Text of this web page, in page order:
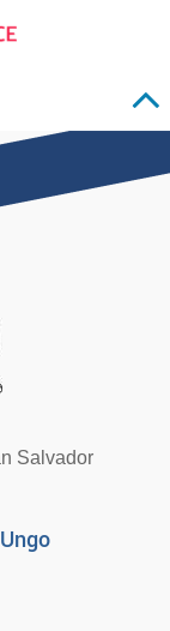
Salvador